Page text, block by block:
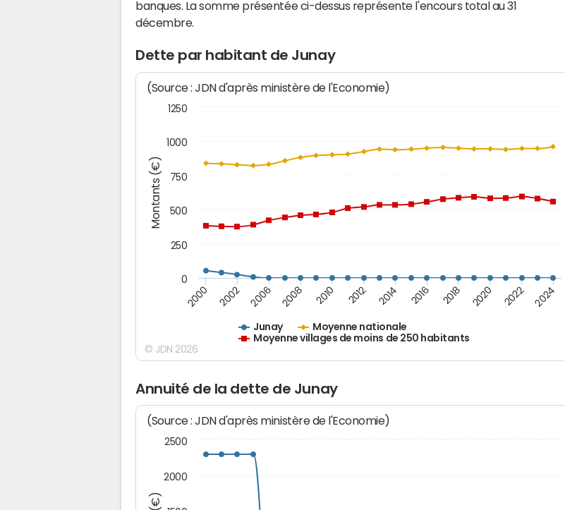
banques. La somme présentée ci-dessus représente l'encours total au 31
décembre.
Dette par habitant de Junay
Montants (€)
(Source : JDN d'après ministère de l'Economie)
Junay
Moyenne nationale
Moyenne villages de moins de 250 habitants
2000 2002 2006 2008 2010 2012 2014 2016 2018 2020 2022 2024
0
250
500
750
1000
1250
© JDN 2026
Annuité de la dette de Junay
(Source : JDN d'après ministère de l'Economie)
2000
2500